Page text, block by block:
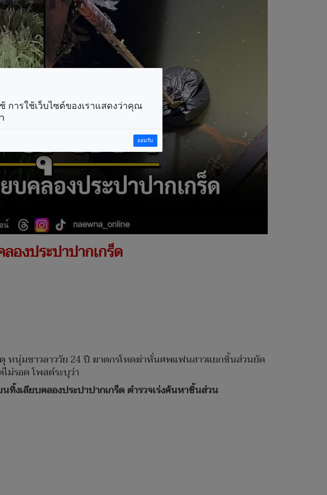
องประปาปากเกร็ด
หนุ่มชาวลาววัย 24 ปี ฆาตกรโหดฆ่าหั่นศพแฟนสาวแยกชิ้นส่วนยัด
ม่รอด โพสต์ระบุว่า
งเลียบคลองประปาปากเกร็ด ตำรวจเร่งค้นหาชิ้นส่วน
การใช้เว็บไซต์ของเราแสดงว่าคุณ
ยอมรับ